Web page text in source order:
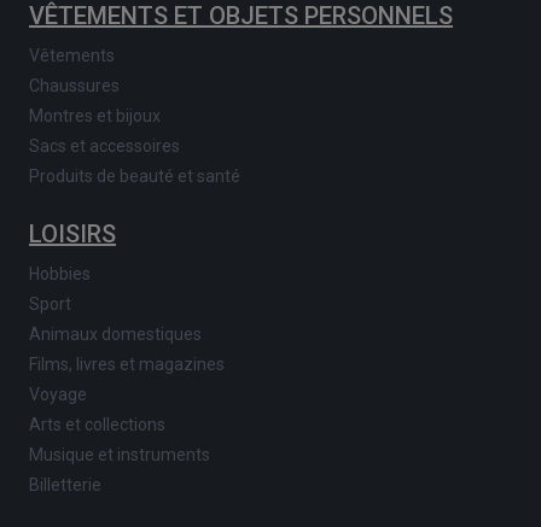
VÊTEMENTS ET OBJETS PERSONNELS
Vêtements
Chaussures
Montres et bijoux
Sacs et accessoires
Produits de beauté et santé
LOISIRS
Hobbies
Sport
Animaux domestiques
Films, livres et magazines
Voyage
Arts et collections
Musique et instruments
Billetterie